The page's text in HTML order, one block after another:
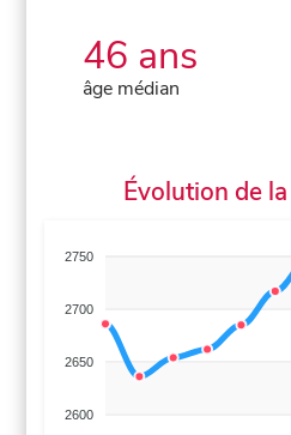
46 ans
âge médian
Évolution de
2750
2700
2650
2600